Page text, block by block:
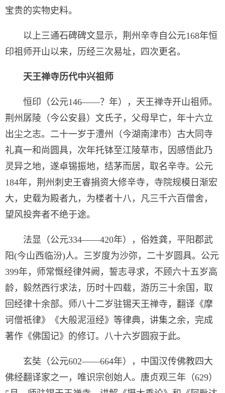
宝贵的实物史料。
以上三通石碑碑文显示，荆州辛寺自公元168年恒
印祖师开山以来，历经三次易址，四次更名。
天王禅寺历代中兴祖师
恒印（公元146——？年），天王禅寺开山祖师。
荆州孱陵（今公安县）文氏子，父母早亡，年十六立
出尘之志。二十一岁于澧州（今湖南津市）古大同寺
礼真一和尚圆具，次年托钵至江陵草市，因感悟此乃
灵异之地，遂卓锡振地，结茅而居，取名辛寺。公元
184年，荆州刺史王睿捐资大修辛寺，寺院规模日渐宏
大，史载为殿者九，为楼者十八，凡三千六百僧舍，
望风投奔者不绝于途。
法显（公元334——420年），俗姓龚，平阳郡武
阳(今山西临汾)人。三岁度为沙弥，二十岁圆具。公元
399年，师常慨经律舛阙，誓志寻求，不顾六十五岁高
龄，毅然西行求法，历时十四载，游历三十余国，取
回经律十余部。师八十二岁驻锡天王禅寺，翻译《摩
诃僧祇律》《大般泥洹经》等律典，讲集之余，完成
著作《佛国记》的修订。八十六岁圆寂于此。
玄奘（公元602——664年），中国汉传佛教四大
佛经翻译家之一，唯识宗创始人。唐贞观三年（629）